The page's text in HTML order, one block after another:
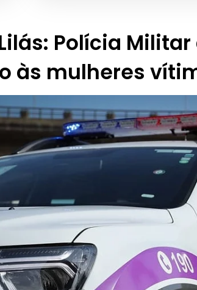
Polícia
às mulheres